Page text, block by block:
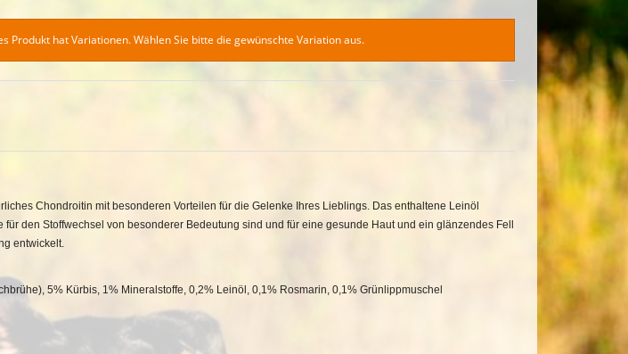
Produkt hat Variationen. Wählen Sie bitte die gewünschte Variation aus.
Chondroitin mit besonderen Vorteilen für die Gelenke Ihres Lieblings. Das enthaltene Leinöl
den Stoffwechsel von besonderer Bedeutung sind und für eine gesunde Haut und ein glänzendes Fell
entwickelt.
5% Kürbis, 1% Mineralstoffe, 0,2% Leinöl, 0,1% Rosmarin, 0,1% Grünlippmuschel